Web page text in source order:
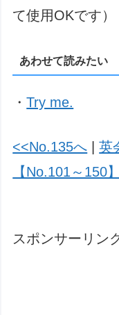
て使用OKです）
あわせて読みたい
・Try me.
<<No.135へ |英
【No.101～150
スポンサーリン